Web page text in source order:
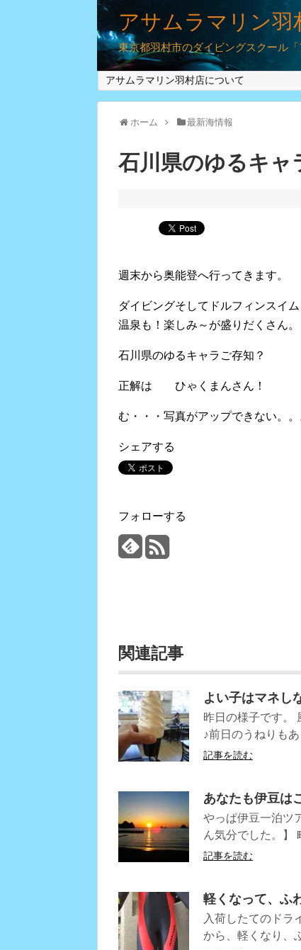
アサムラマリン羽
東京都羽村市のダイビングスクール
アサムラマリン羽村店について
ホーム 最新海情報
石川県のゆるキ
週末から奥能登へ行ってきます。
ダイビングそしてドルフィンスイ
温泉も！楽しみ～が盛りだくさん。
石川県のゆるキャラご存知？
正解は ひゃくまんさん！
む・・・写真がアップできない。
シェアする
フォローする
関連記事
よい子はマネし
昨日の様子です。
♪前日のうねりも
記事を読む
あなたも伊豆は
やっぱ伊豆一泊ツ
ん気分でした。】
記事を読む
軽くなって、ふ
入荷したてのドラ
から、軽くなり、